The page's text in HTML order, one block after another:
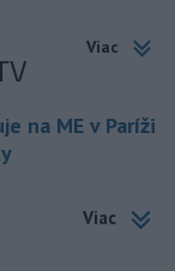
Viac
na ME v Paríži
Viac